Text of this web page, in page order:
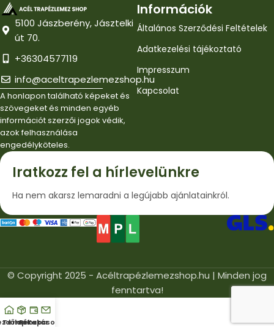
5100 Jászberény, Jásztelki
út 70.
+36304577119
info@aceltrapezlemezshop.hu
A honlapon található képeket és
szövegeket és minden egyéb
információt szerzői jogok védik,
azok felhasználása
engedélyköteles.
Információk
Általános Szerződési Feltételek
Adatkezelési tájékoztató
Impresszum
Kapcsolat
Iratkozz fel a hírlevelünkre
Ha nem akarsz lemaradni a legújabb ajánlatainkról.
© Copyright 2025 - Acéltrapézlemezshop.hu | Minden jog
fenntartva!
Termékek
Pénztár
Kapcsolat